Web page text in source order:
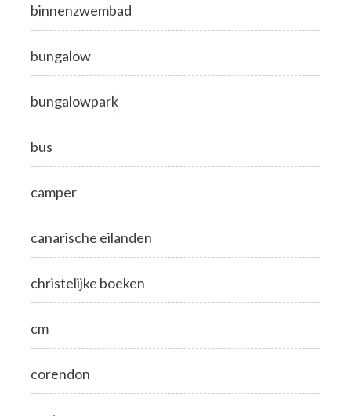
binnenzwembad
bungalow
bungalowpark
bus
camper
canarische eilanden
christelijke boeken
cm
corendon